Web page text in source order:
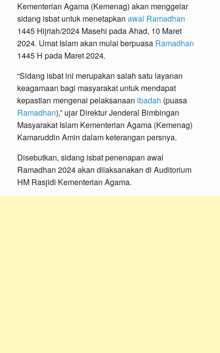
Kementerian Agama (Kemenag) akan menggelar
sidang isbat untuk menetapkan awal Ramadhan
1445 Hijriah/2024 Masehi pada Ahad, 10 Maret
2024. Umat Islam akan mulai berpuasa Ramadhan
1445 H pada Maret 2024.
“Sidang isbat ini merupakan salah satu layanan
keagamaan bagi masyarakat untuk mendapat
kepastian mengenai pelaksanaan ibadah (puasa
Ramadhan),” ujar Direktur Jenderal Bimbingan
Masyarakat Islam Kementerian Agama (Kemenag)
Kamaruddin Amin dalam keterangan persnya.
Disebutkan, sidang isbat penenapan awal
Ramadhan 2024 akan dilaksanakan di Auditorium
HM Rasjidi Kementerian Agama.